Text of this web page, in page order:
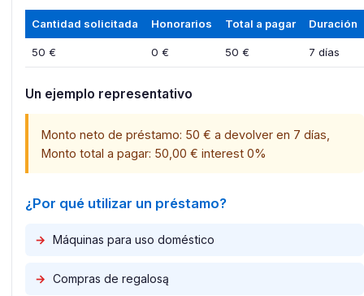
Cantidad solicitada Honorarios Total a pagar Duración
50 € 0 € 50 € 7 días
Un ejemplo representativo
Monto neto de préstamo: 50 € a devolver en 7 días,
Monto total a pagar: 50,00 € interest 0%
¿Por qué utilizar un préstamo?
→ Máquinas para uso doméstico
→ Compras de regalosą